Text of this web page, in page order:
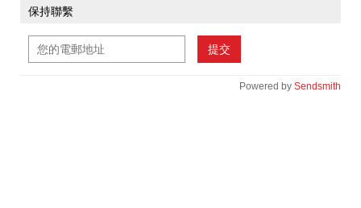
保持聯繫
提交
Powered by Sendsmith